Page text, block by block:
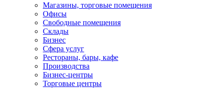
Магазины, торговые помещения
Офисы
Свободные помещения
Склады
Бизнес
Сфера услуг
Рестораны, бары, кафе
Производства
Бизнес-центры
Торговые центры